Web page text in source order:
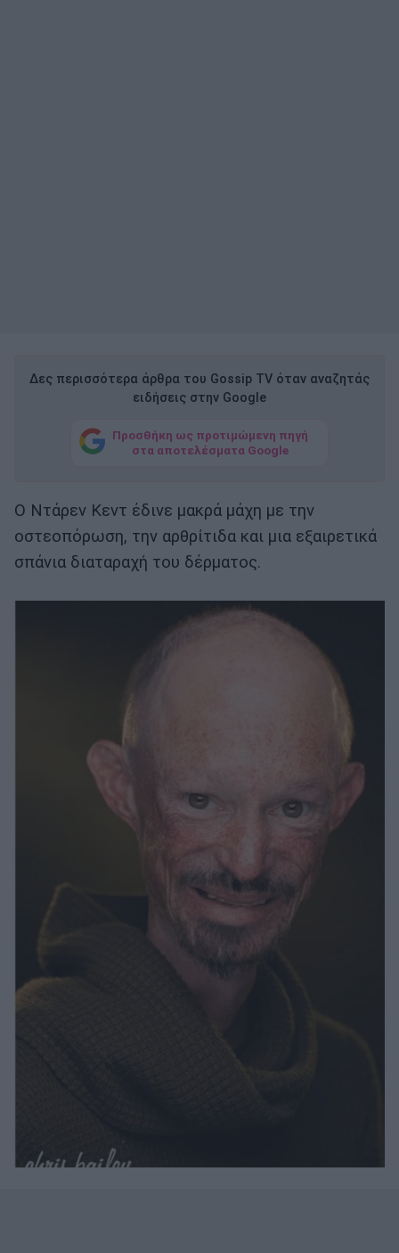
Δες περισσότερα άρθρα του Gossip TV όταν αναζητάς
ειδήσεις στην Google
Προσθήκη ως προτιμώμενη πηγή
στα αποτελέσματα Google
Ο Ντάρεν Κεντ έδινε μακρά μάχη με την
οστεοπόρωση, την αρθρίτιδα και μια εξαιρετικά
σπάνια διαταραχή του δέρματος.